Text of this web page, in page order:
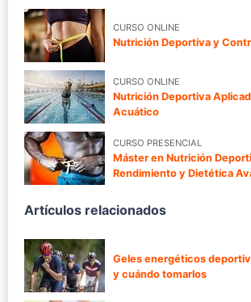
CURSO ONLINE
Nutrición Deportiva y
CURSO ONLINE
Nutrición Deportiva
Acuático
CURSO PRESENCIAL
Máster en Nutrición
Rendimiento y Dietética
Artículos relacionados
Geles energéticos
y cuándo tomarlos